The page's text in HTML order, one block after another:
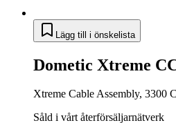
Lägg till i önskelista
Dometic Xtreme
Xtreme Cable Assembly, 3300
Såld i vårt återförsäljarnätverk